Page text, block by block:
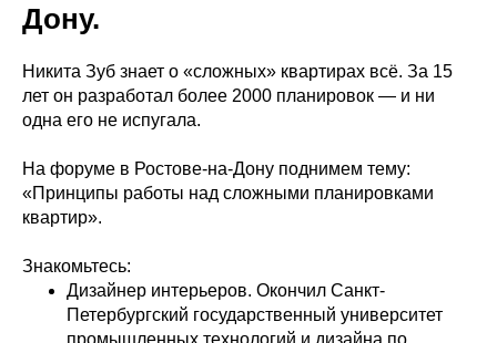
Дону.
Никита Зуб знает о «сложных» квартирах всё. За 15
лет он разработал более 2000 планировок — и ни
одна его не испугала.
На форуме в Ростове-на-Дону поднимем тему:
«Принципы работы над сложными планировками
квартир».
Знакомьтесь:
Дизайнер интерьеров. Окончил Санкт-
Петербургский государственный университет
промышленных технологий и дизайна по